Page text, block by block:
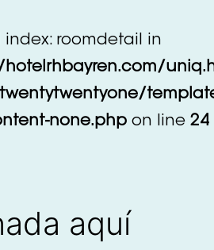
index: roomdetail in
none.php on line 24
aquí